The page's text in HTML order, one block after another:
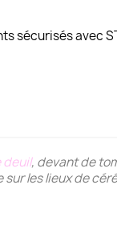
sécurisés avec
deuil, devant de
les lieux de